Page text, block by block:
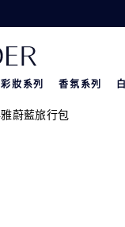
彩妝系列 香氛系列